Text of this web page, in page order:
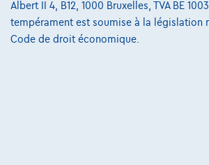
Albert II 4, B12, 1000 Bruxelles, TVA BE
tempérament est soumise à la législation
Code de droit économique.